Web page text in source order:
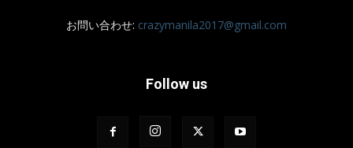
お問い合わせ: crazymanila2017@gmail.com
Follow us